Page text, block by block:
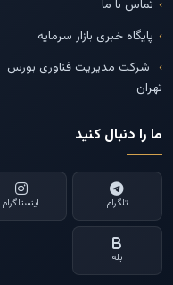
تماس با ما
پایگاه خبری بازار سرمایه
شرکت مدیریت فناوری بورس
تهران
ما را دنبال کنید
تلگرام اینستاگرام
بله